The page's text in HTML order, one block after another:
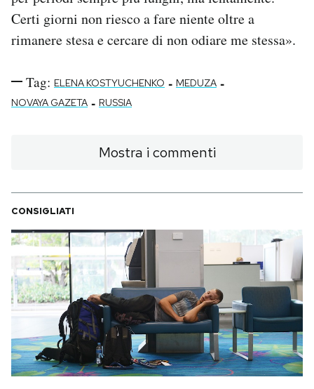
Certi giorni non riesco a fare niente oltre a
rimanere stesa e cercare di non odiare me stessa».
Tag: ELENA KOSTYUCHENKO - MEDUZA -
NOVAYA GAZETA - RUSSIA
Mostra i commenti
CONSIGLIATI